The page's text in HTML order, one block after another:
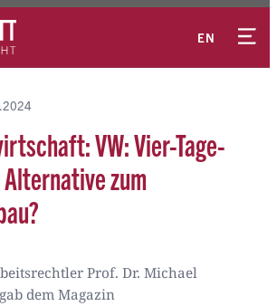
EN
VW: Vier-Tage-
zum
Prof. Dr. Michael
dem Magazin